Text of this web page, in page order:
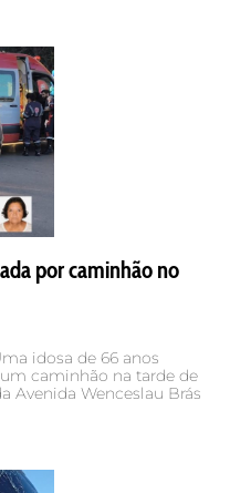
por caminhão no
idosa de 66 anos
caminhão na tarde de
Avenida Wenceslau Brás